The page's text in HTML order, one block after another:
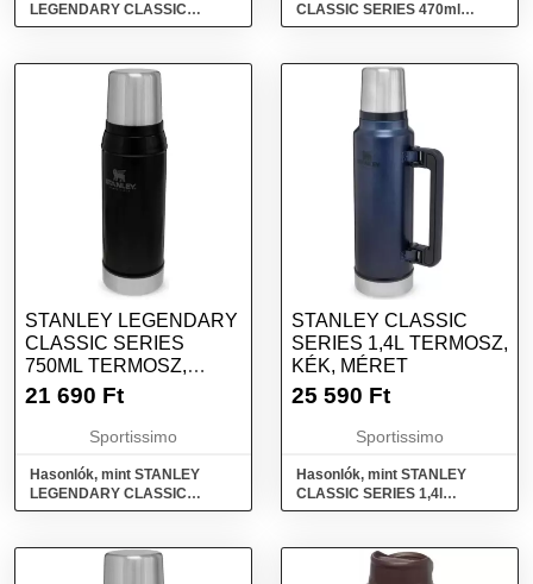
LEGENDARY CLASSIC
SERIES 750ML Termosz, zöld,
CLASSIC SERIES 470ml
Termosz, fekete, méret
STANLEY LEGENDARY
CLASSIC SERIES
750ML TERMOSZ,
FEKETE, MÉRET
21 690 Ft
Sportissimo
Hasonlók, mint STANLEY
LEGENDARY CLASSIC
SERIES 750ML Termosz,
STANLEY CLASSIC
SERIES 1,4L TERMOSZ,
KÉK, MÉRET
25 590 Ft
Sportissimo
Hasonlók, mint STANLEY
CLASSIC SERIES 1,4l
Termosz, kék, méret